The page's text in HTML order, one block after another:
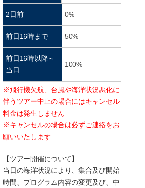
2日前 0%
前日16時まで 50%
前日16時以降～
当日
100%
※飛行機欠航、台風や海洋状況悪化に
伴うツアー中止の場合にはキャンセル
料金は発生しません
※キャンセルの場合は必ずご連絡をお
願いいたします
【ツアー開催について】
当日の海洋状況により、集合及び開始
時間、プログラム内容の変更及び、中